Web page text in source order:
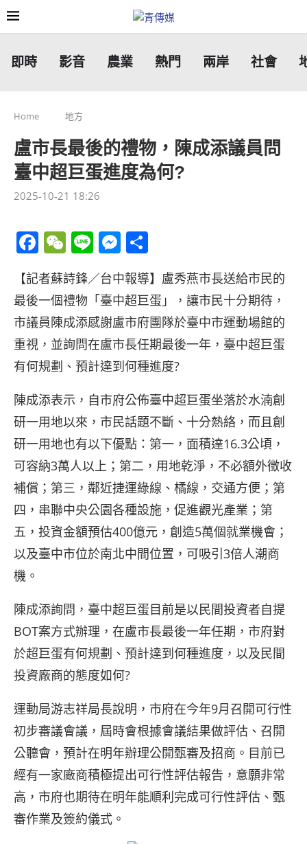
即時 影音 農業 熱門 兩岸 社會
Home 地方
盧市長最後的禮物，陳成添議員問
臺中超巨蛋進度為何?
2025-10-21 18:26
Facebook
WeChat
LineMessenger
享
【記者蘇詩鋒／台中報導】盧秀燕市長送給市民的
最後一個禮物「臺中超巨蛋」，讓市民十分期待，
市議員陳成添感謝盧市府團隊於臺中市運動場館的
重視，並詢問在盧市長任期最後一年，臺中超巨蛋
有何規劃、預計達到何種進度?
陳成添表示，自市府公佈臺中超巨蛋坐落於水湳創
研一用地以來，市民話題不斷、十分熱絡，而且創
研一用地也有以下優點：第一，面積達16.3公頃，
可容納3萬人以上；第二，用地乾淨，不必額外徵收
補償；第三，鄰近捷運綠線、橘線，交通方便；第
四，串聯中央公園各種設施，促進觀光產業；第
五，投資金額預估400億元，創造5萬個就業機會；
以及臺中市位於南北中間位置，可吸引3倍人潮商
機。
陳成添詢問，臺中超巨蛋目前是以民間投資者自提
BOT案方式辦理，在盧市長最後一年任期，市府對
於超巨蛋有何規劃、預計達到何種進度，以及民間
投資廠商的態度如何?
運動局游志祥局長說明，市府在今年9月召開可行性
初步審議會議，屆時會根據會議結果做評估、召開
公聽會，預計在明年辦理公開甄審及招商。目前已
經有一家廠商積極提出可行性評估報告，意願非常
高，市府也期待在明年能順利完成可行性評估、甄
審作業及簽約儀式。